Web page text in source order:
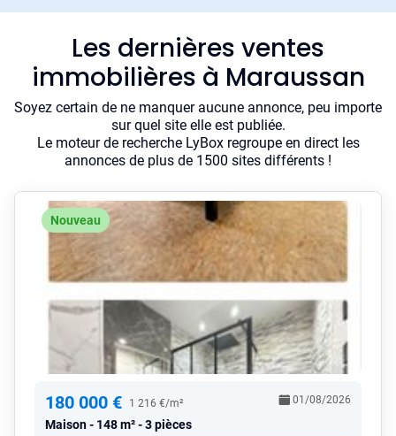
Les dernières ventes
immobilières à Maraussan
Soyez certain de ne manquer aucune annonce, peu importe
sur quel site elle est publiée.
Le moteur de recherche LyBox regroupe en direct les
annonces de plus de 1500 sites différents !
Nouveau
180 000 € 1 216 €/m²
Maison 148 m² - 3 pièces
01/08/2026